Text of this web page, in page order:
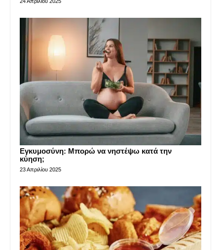
Εγκυμοσύνη: Μπορώ να νηστέψω κατά την
κύηση;
23 Απριλίου 2025